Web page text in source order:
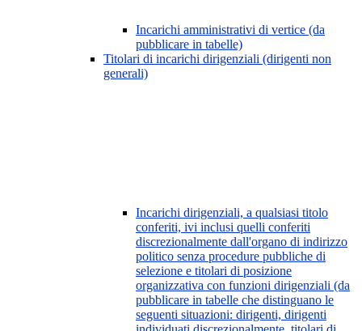
Incarichi amministrativi di vertice (da
pubblicare in tabelle)
Titolari di incarichi dirigenziali (dirigenti non
generali)
Incarichi dirigenziali, a qualsiasi titolo
conferiti, ivi inclusi quelli conferiti
discrezionalmente dall'organo di indirizzo
politico senza procedure pubbliche di
selezione e titolari di posizione
organizzativa con funzioni dirigenziali (da
pubblicare in tabelle che distinguano le
seguenti situazioni: dirigenti, dirigenti